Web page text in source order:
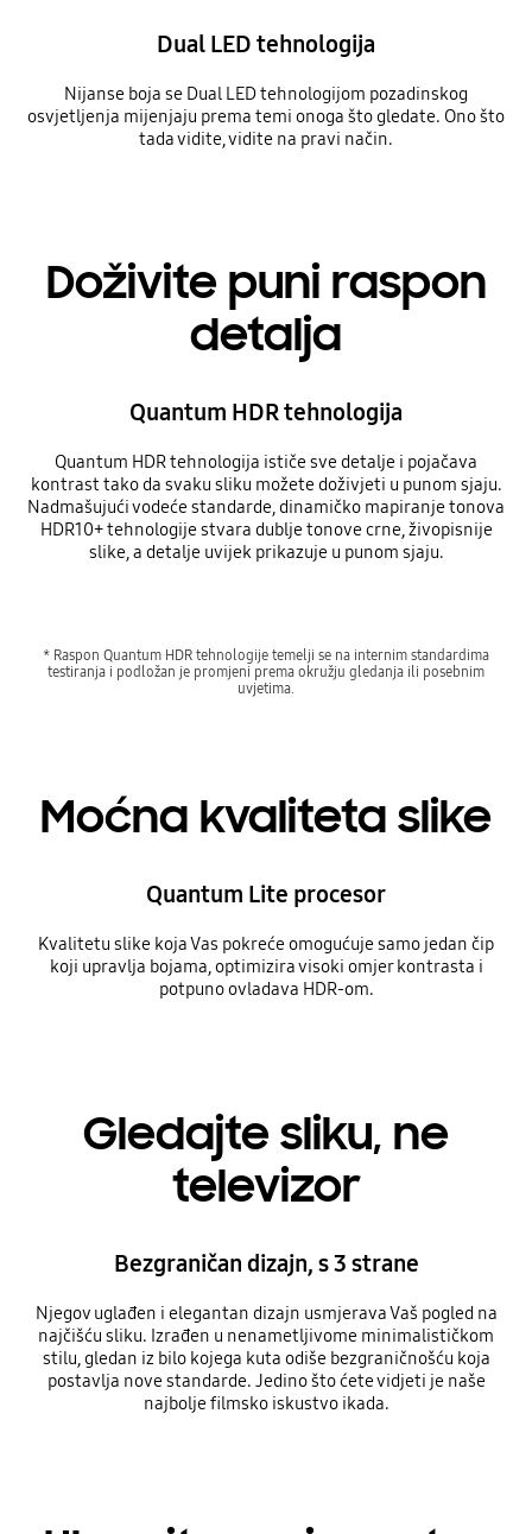
Dual LED tehnologija
Nijanse boja se Dual LED tehnologijom pozadinskog
osvjetljenja mijenjaju prema temi onoga što gledate. Ono što
tada vidite, vidite na pravi način.
Doživite puni raspon
detalja
Quantum HDR tehnologija
Quantum HDR tehnologija ističe sve detalje i pojačava
kontrast tako da svaku sliku možete doživjeti u punom sjaju.
Nadmašujući vodeće standarde, dinamičko mapiranje tonova
HDR10+ tehnologije stvara dublje tonove crne, živopisnije
slike, a detalje uvijek prikazuje u punom sjaju.
* Raspon Quantum HDR tehnologije temelji se na internim standardima
testiranja i podložan je promjeni prema okružju gledanja ili posebnim
uvjetima.
Moćna kvaliteta slike
Quantum Lite procesor
Kvalitetu slike koja Vas pokreće omogućuje samo jedan čip
koji upravlja bojama, optimizira visoki omjer kontrasta i
potpuno ovladava HDR-om.
Gledajte sliku, ne
televizor
Bezgraničan dizajn, s 3 strane
Njegov uglađen i elegantan dizajn usmjerava Vaš pogled na
najčišću sliku. Izrađen u nenametljivome minimalističkom
stilu, gledan iz bilo kojega kuta odiše bezgraničnošću koja
postavlja nove standarde. Jedino što ćete vidjeti je naše
najbolje filmsko iskustvo ikada.